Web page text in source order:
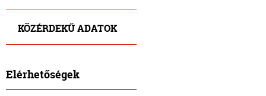
KÖZÉRDEKŰ ADATOK
Elérhetőségek